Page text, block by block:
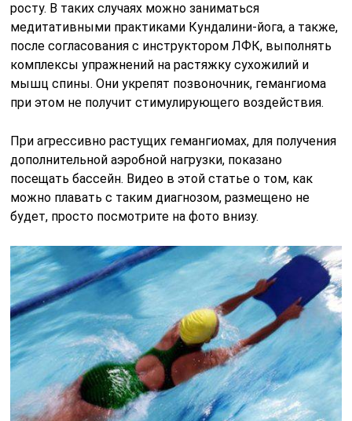
росту. В таких случаях можно заниматься
медитативными практиками Кундалини-йога, а также,
после согласования с инструктором ЛФК, выполнять
комплексы упражнений на растяжку сухожилий и
мышц спины. Они укрепят позвоночник, гемангиома
при этом не получит стимулирующего воздействия.
При агрессивно растущих гемангиомах, для получения
дополнительной аэробной нагрузки, показано
посещать бассейн. Видео в этой статье о том, как
можно плавать с таким диагнозом, размещено не
будет, просто посмотрите на фото внизу.